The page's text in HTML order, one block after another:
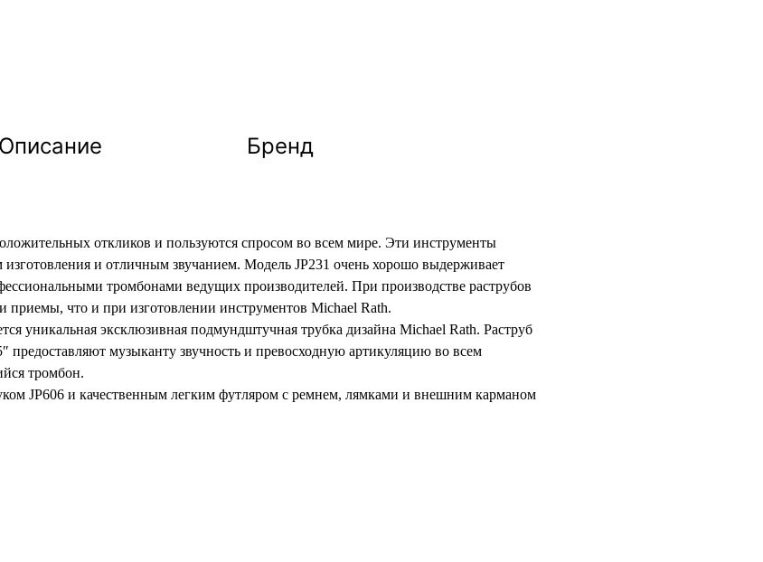
Описание Бренд
откликов и пользуются спросом во всем мире. Эти инструменты
изготовления и отличным звучанием. Модель JP231 очень хорошо выдерживает
тромбонами ведущих производителей. При производстве раструбов
приемы, что и при изготовлении инструментов Michael Rath.
уникальная эксклюзивная подмундштучная трубка дизайна Michael Rath. Раструб
предоставляют музыканту звучность и превосходную артикуляцию во всем
тромбон.
JP606 и качественным легким футляром с ремнем, лямками и внешним карманом